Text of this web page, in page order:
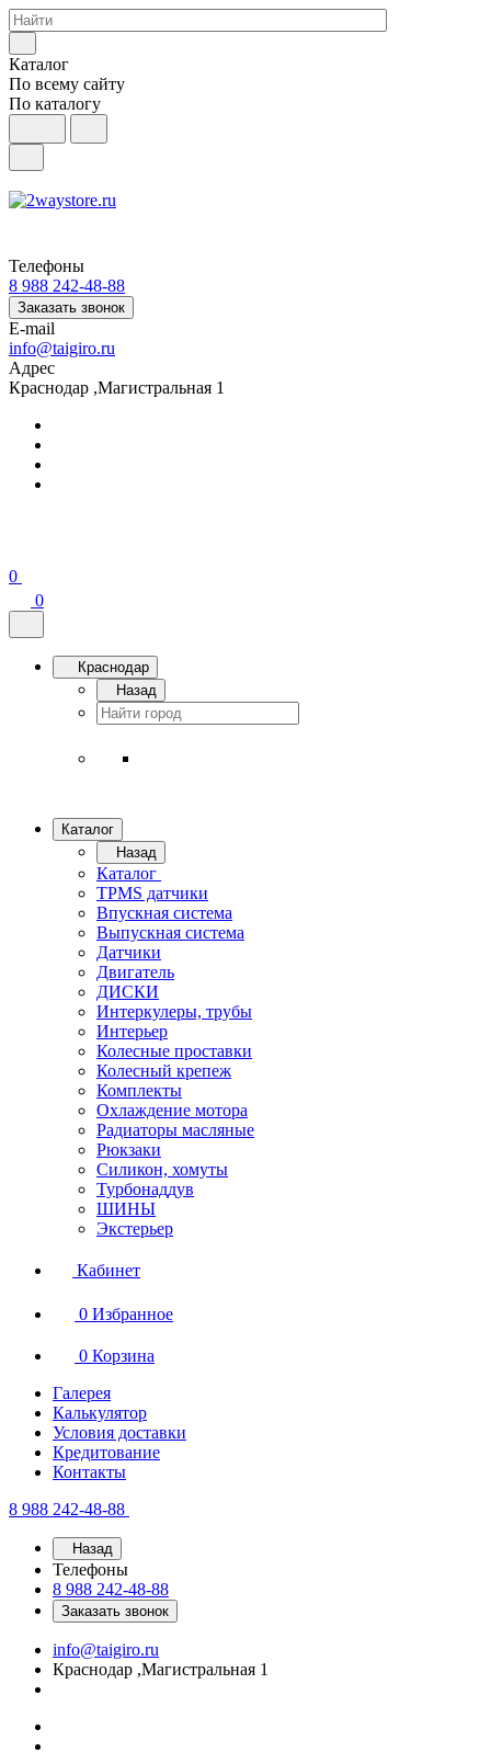
Каталог
По всему сайту
По каталогу
Телефоны
8 988 242-48-88
Заказать звонок
E-mail
info@taigiro.ru
Адрес
Краснодар ,Магистральная 1
0
0
Краснодар
Назад
Каталог
Назад
Каталог
TPMS датчики
Впускная система
Выпускная система
Датчики
Двигатель
ДИСКИ
Интеркулеры, трубы
Интерьер
Колесные проставки
Колесный крепеж
Комплекты
Охлаждение мотора
Радиаторы масляные
Рюкзаки
Силикон, хомуты
Турбонаддув
ШИНЫ
Экстерьер
Кабинет
0 Избранное
0 Корзина
Галерея
Калькулятор
Условия доставки
Кредитование
Контакты
8 988 242-48-88
Назад
Телефоны
8 988 242-48-88
Заказать звонок
info@taigiro.ru
Краснодар ,Магистральная 1